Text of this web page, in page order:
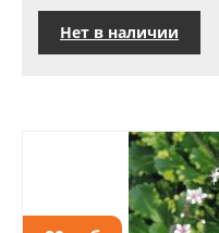
Нет в наличии